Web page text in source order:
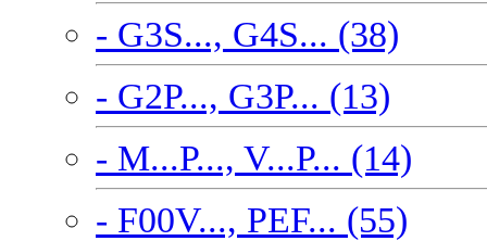
- G3S..., G4S... (38)
- G2P..., G3P... (13)
- M...P..., V...P... (14)
- F00V..., PEF... (55)